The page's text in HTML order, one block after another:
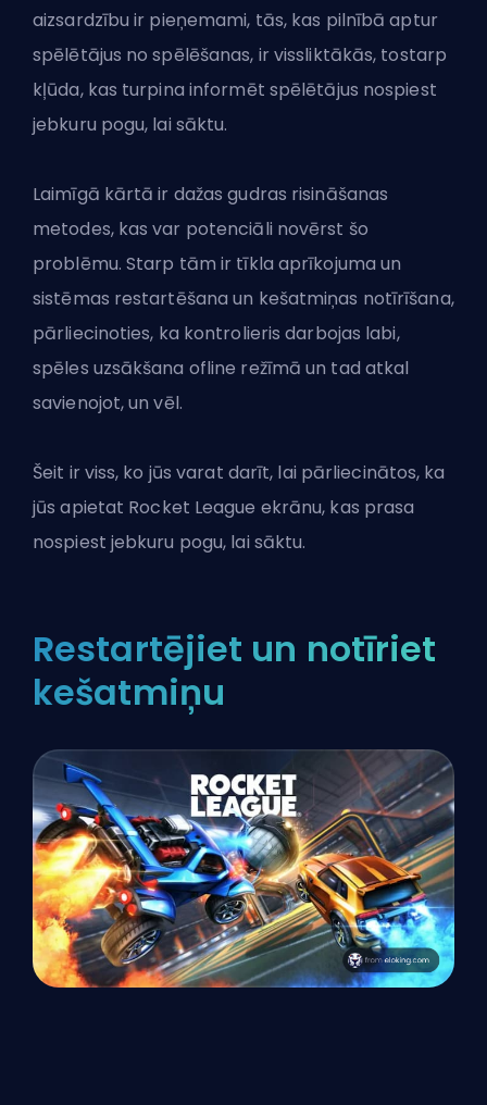
aizsardzību ir pieņemami, tās, kas pilnībā aptur
spēlētājus no spēlēšanas, ir vissliktākās, tostarp
kļūda, kas turpina informēt spēlētājus nospiest
jebkuru pogu, lai sāktu.
Laimīgā kārtā ir dažas gudras risināšanas
metodes, kas var potenciāli novērst šo
problēmu. Starp tām ir tīkla aprīkojuma un
sistēmas restartēšana un kešatmiņas notīrīšana,
pārliecinoties, ka kontrolieris darbojas labi,
spēles uzsākšana ofline režīmā un tad atkal
savienojot, un vēl.
Šeit ir viss, ko jūs varat darīt, lai pārliecinātos, ka
jūs apietat Rocket League ekrānu, kas prasa
nospiest jebkuru pogu, lai sāktu.
Restartējiet un notīriet
kešatmiņu